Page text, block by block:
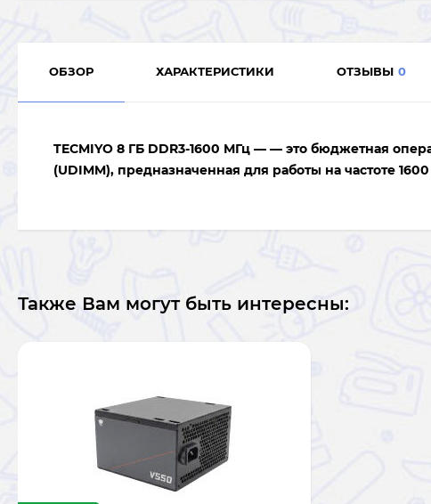
ОБЗОР ХАРАКТЕРИСТИКИ ОТЗЫВЫ 0
TECMIYO 8 ГБ DDR3-1600 МГц — — это бюджетная
(UDIMM), предназначенная для работы на частоте
Также Вам могут быть интересны: